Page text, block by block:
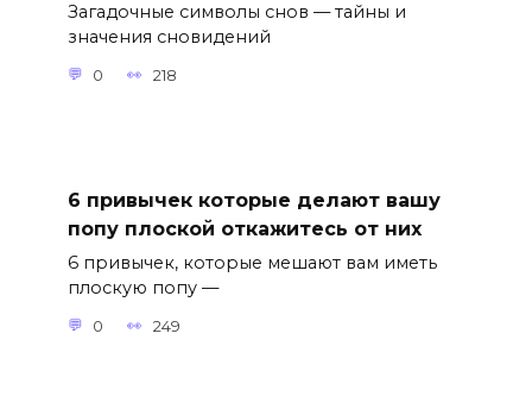
Загадочные символы снов — тайны и
значения сновидений
0 218
6 привычек которые делают вашу
попу плоской откажитесь от них
6 привычек, которые мешают вам иметь
плоскую попу —
0 249